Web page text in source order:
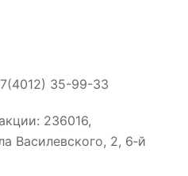
35-99-33
236016,
Василевского, 2, 6‑й